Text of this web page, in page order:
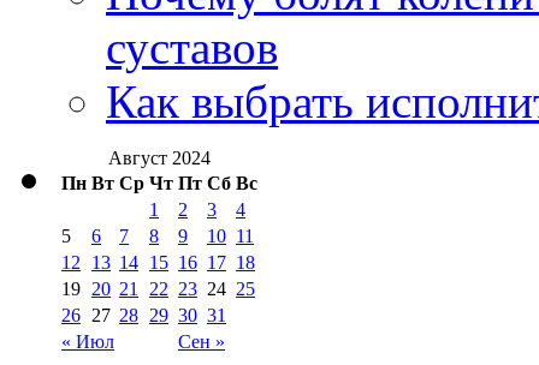
суставов
Как выбрать
Август 2024
Пн Вт Ср Чт Пт Сб Вс
« Июл Сен »
1 2 3
4
5
6 7 8 9 10 11
12
13 14 15 16 17 18
19 20 21 22 23 24 25
26 27 28 29 30 31